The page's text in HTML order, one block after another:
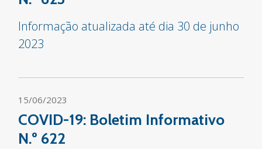
Informação atualizada até dia 30 de junho
2023
15/06/2023
COVID-19: Boletim Informativo
N.º 622